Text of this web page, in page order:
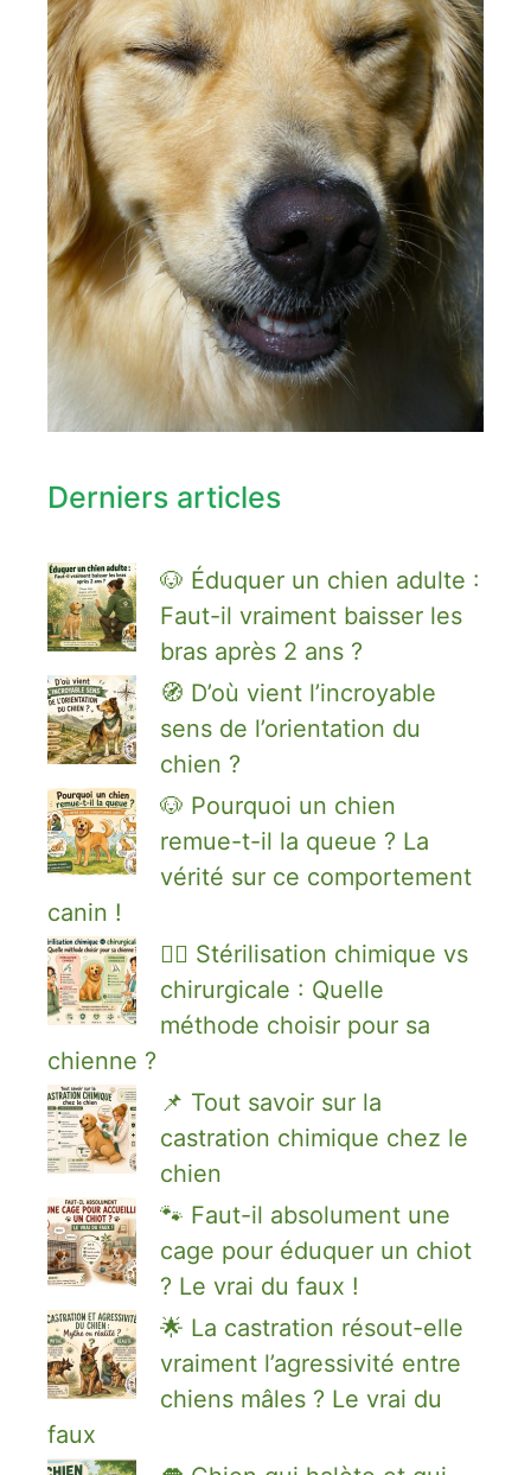
Derniers articles
🐶 Éduquer un chien adulte :
Faut-il vraiment baisser les
bras après 2 ans ?
🧭 D’où vient l’incroyable
sens de l’orientation du
chien ?
🐶 Pourquoi un chien
remue-t-il la queue ? La
vérité sur ce comportement
canin !
🐕‍🦺 Stérilisation chimique vs
chirurgicale : Quelle
méthode choisir pour sa
chienne ?
📌 Tout savoir sur la
castration chimique chez le
chien
🐾 Faut-il absolument une
cage pour éduquer un chiot
? Le vrai du faux !
🌟 La castration résout-elle
vraiment l’agressivité entre
chiens mâles ? Le vrai du
faux